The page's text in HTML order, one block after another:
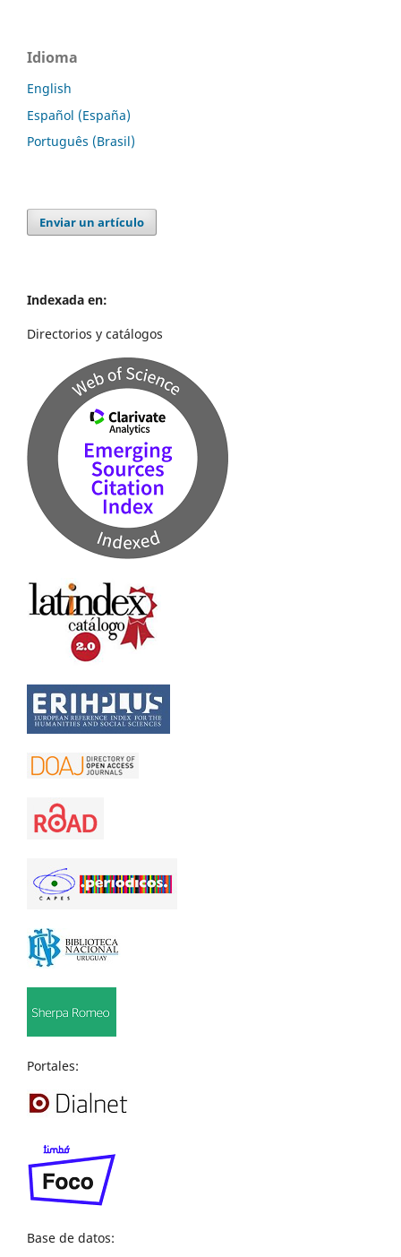
Idioma
English
Español (España)
Português (Brasil)
Enviar un artículo
Indexada en:
Directorios y catálogos
Portales:
Base de datos: